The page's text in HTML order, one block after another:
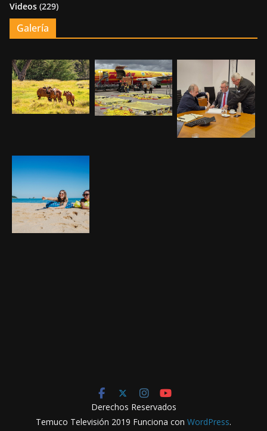
Videos (229)
Galería
Derechos Reservados
Temuco Televisión 2019 Funciona con WordPress.